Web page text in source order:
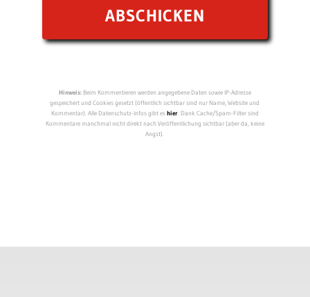
Hinweis:Beim Kommentieren werden angegebene Daten sowie IP-Adresse
gespeichert und Cookies gesetzt (öffentlich sichtbar sind nur Name, Website und
Kommentar). Alle Datenschutz-Infos gibt eshier. Dank Cache/Spam-Filter sind
Kommentare manchmal nicht direkt nach Veröffentlichung sichtbar (aber da, keine
Angst).